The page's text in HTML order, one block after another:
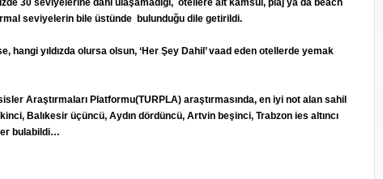
30 seviyelerine dahi ulaşamadığı, otellere ait kamsul, plaj ya da beach
seviyelerin bile üstünde bulunduğu dile getirildi.
hangi yıldızda olursa olsun, ‘Her Şey Dahil’ vaad eden otellerde yemak
Araştırmaları Platformu(TURPLA) araştırmasında, en iyi not alan sahil
Balıkesir üçüncü, Aydın dördüncü, Artvin beşinci, Trabzon ies altıncı
bulabildi…